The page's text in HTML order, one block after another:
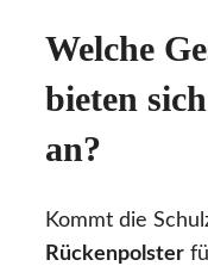
Welche
bieten
an?
Kommt die
Rückenpolster